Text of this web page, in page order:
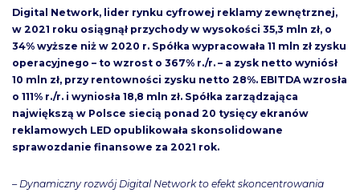
Digital Network, lider rynku cyfrowej reklamy zewnętrznej,
w 2021 roku osiągnął przychody w wysokości 35,3 mln zł, o
34% wyższe niż w 2020 r. Spółka wypracowała 11 mln zł zysku
operacyjnego – to wzrost o 367% r./r. – a zysk netto wyniósł
10 mln zł, przy rentowności zysku netto 28%. EBITDA wzrosła
o 111% r./r. i wyniosła 18,8 mln zł. Spółka zarządzająca
największą w Polsce siecią ponad 20 tysięcy ekranów
reklamowych LED opublikowała skonsolidowane
sprawozdanie finansowe za 2021 rok.
– Dynamiczny rozwój Digital Network to efekt skoncentrowania